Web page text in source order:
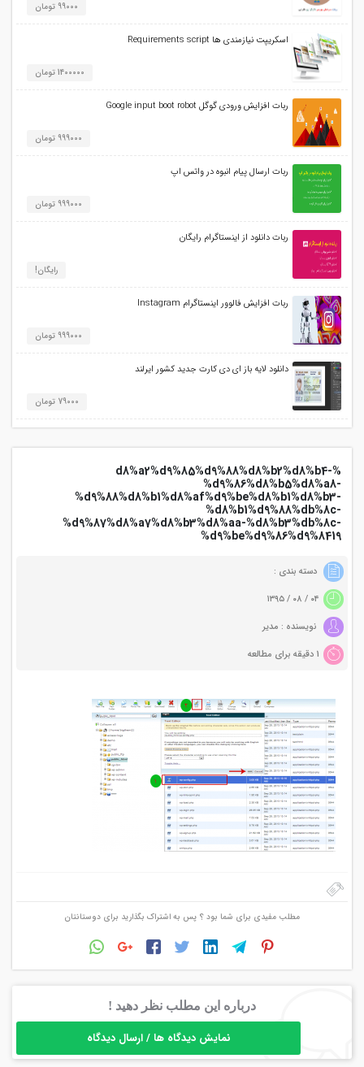
99000 تومان
اسکریپت نیازمندی ها Requirements script
1400000 تومان
ربات افزایش ورودی گوگل Google input boot robot
999000 تومان
ربات ارسال پیام انبوه در واتس اپ
999000 تومان
ربات دانلود از اینستاگرام رایگان
رایگان!
ربات افزایش فالوور اینستاگرام Instagram
999000 تومان
دانلود لایه باز ای دی کارت جدید کشور ایرلند
79000 تومان
%d8%a2%d9%85%d9%88%d8%b2%d8%b4-
%d9%86%d8%b5%d8%a8-
%d9%88%d8%b1%d8%af%d9%be%d8%b1%d8%b3-
%d8%b1%d9%88%db%8c-
%d9%87%d8%a7%d8%b3%d8%aa-%d8%b3%db%8c-
%d9%be%d9%86%d9%8419
دسته بندی :
نویسنده : مدیر
مطلب مفیدی برای شما بود ؟ پس به اشتراک بگذارید برای دوستانتان
درباره این مطلب نظر دهید !
نمایش دیدگاه ها / ارسال دیدگاه